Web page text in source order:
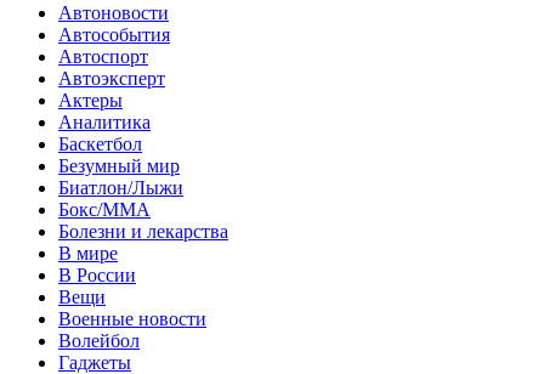
Автоновости
Автособытия
Автоспорт
Автоэксперт
Актеры
Аналитика
Баскетбол
Безумный мир
Биатлон/Лыжи
Бокс/MMA
Болезни и лекарства
В мире
В России
Вещи
Военные новости
Волейбол
Гаджеты